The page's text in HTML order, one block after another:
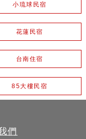
小琉球民宿
花蓮民宿
台南住宿
85大樓民宿
們